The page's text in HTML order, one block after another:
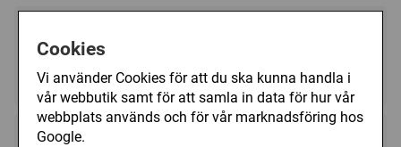
Cookies
Vi använder Cookies för att du ska kunna handla i
vår webbutik samt för att samla in data för hur vår
webbplats används och för vår marknadsföring hos
Google.
1 120 (min) 12+